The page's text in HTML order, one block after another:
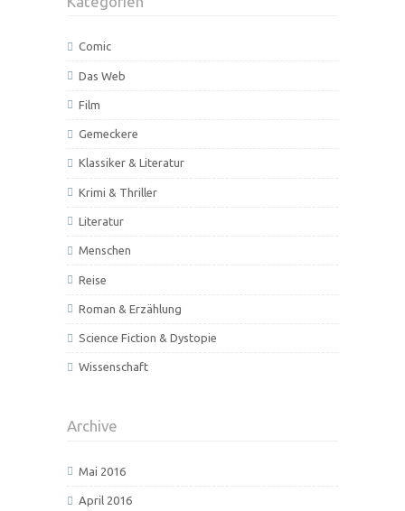
Comic
Das Web
Film
Gemeckere
Klassiker & Literatur
Krimi & Thriller
Literatur
Menschen
Reise
Roman & Erzählung
Science Fiction & Dystopie
Wissenschaft
Archive
Mai 2016
April 2016